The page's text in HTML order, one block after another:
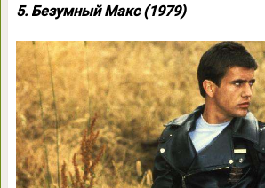
5. Безумный Макс (1979)